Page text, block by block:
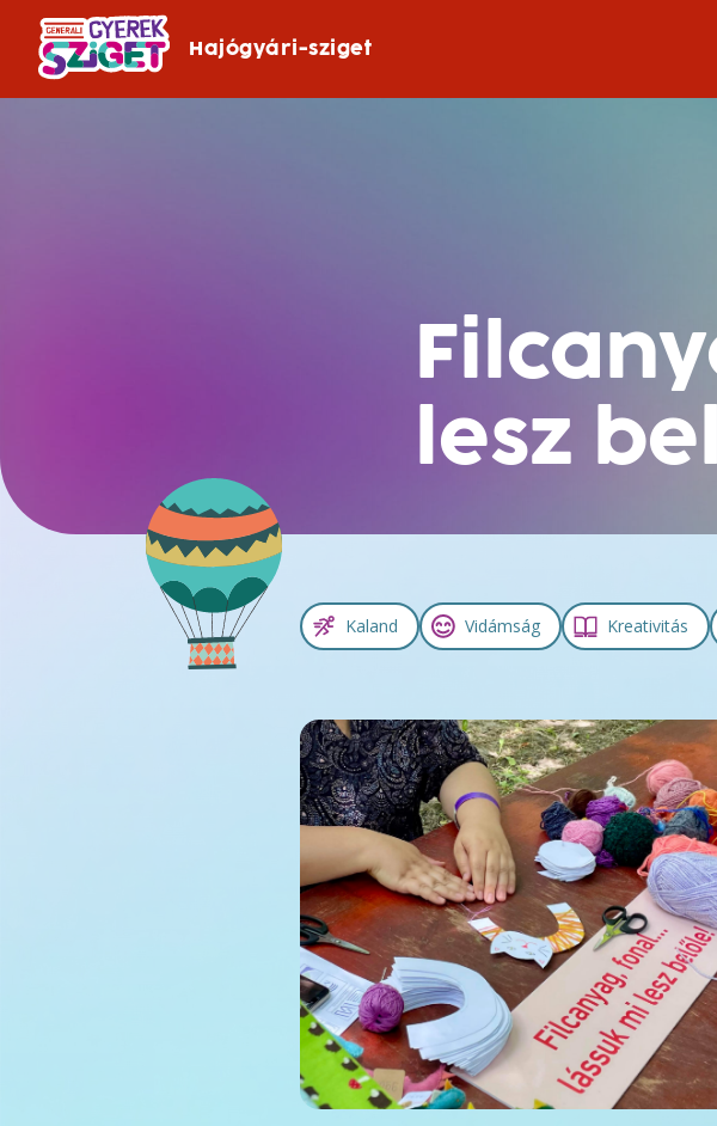
Hajógyári-sziget
lesz
Kaland Vidámság Kreativitás